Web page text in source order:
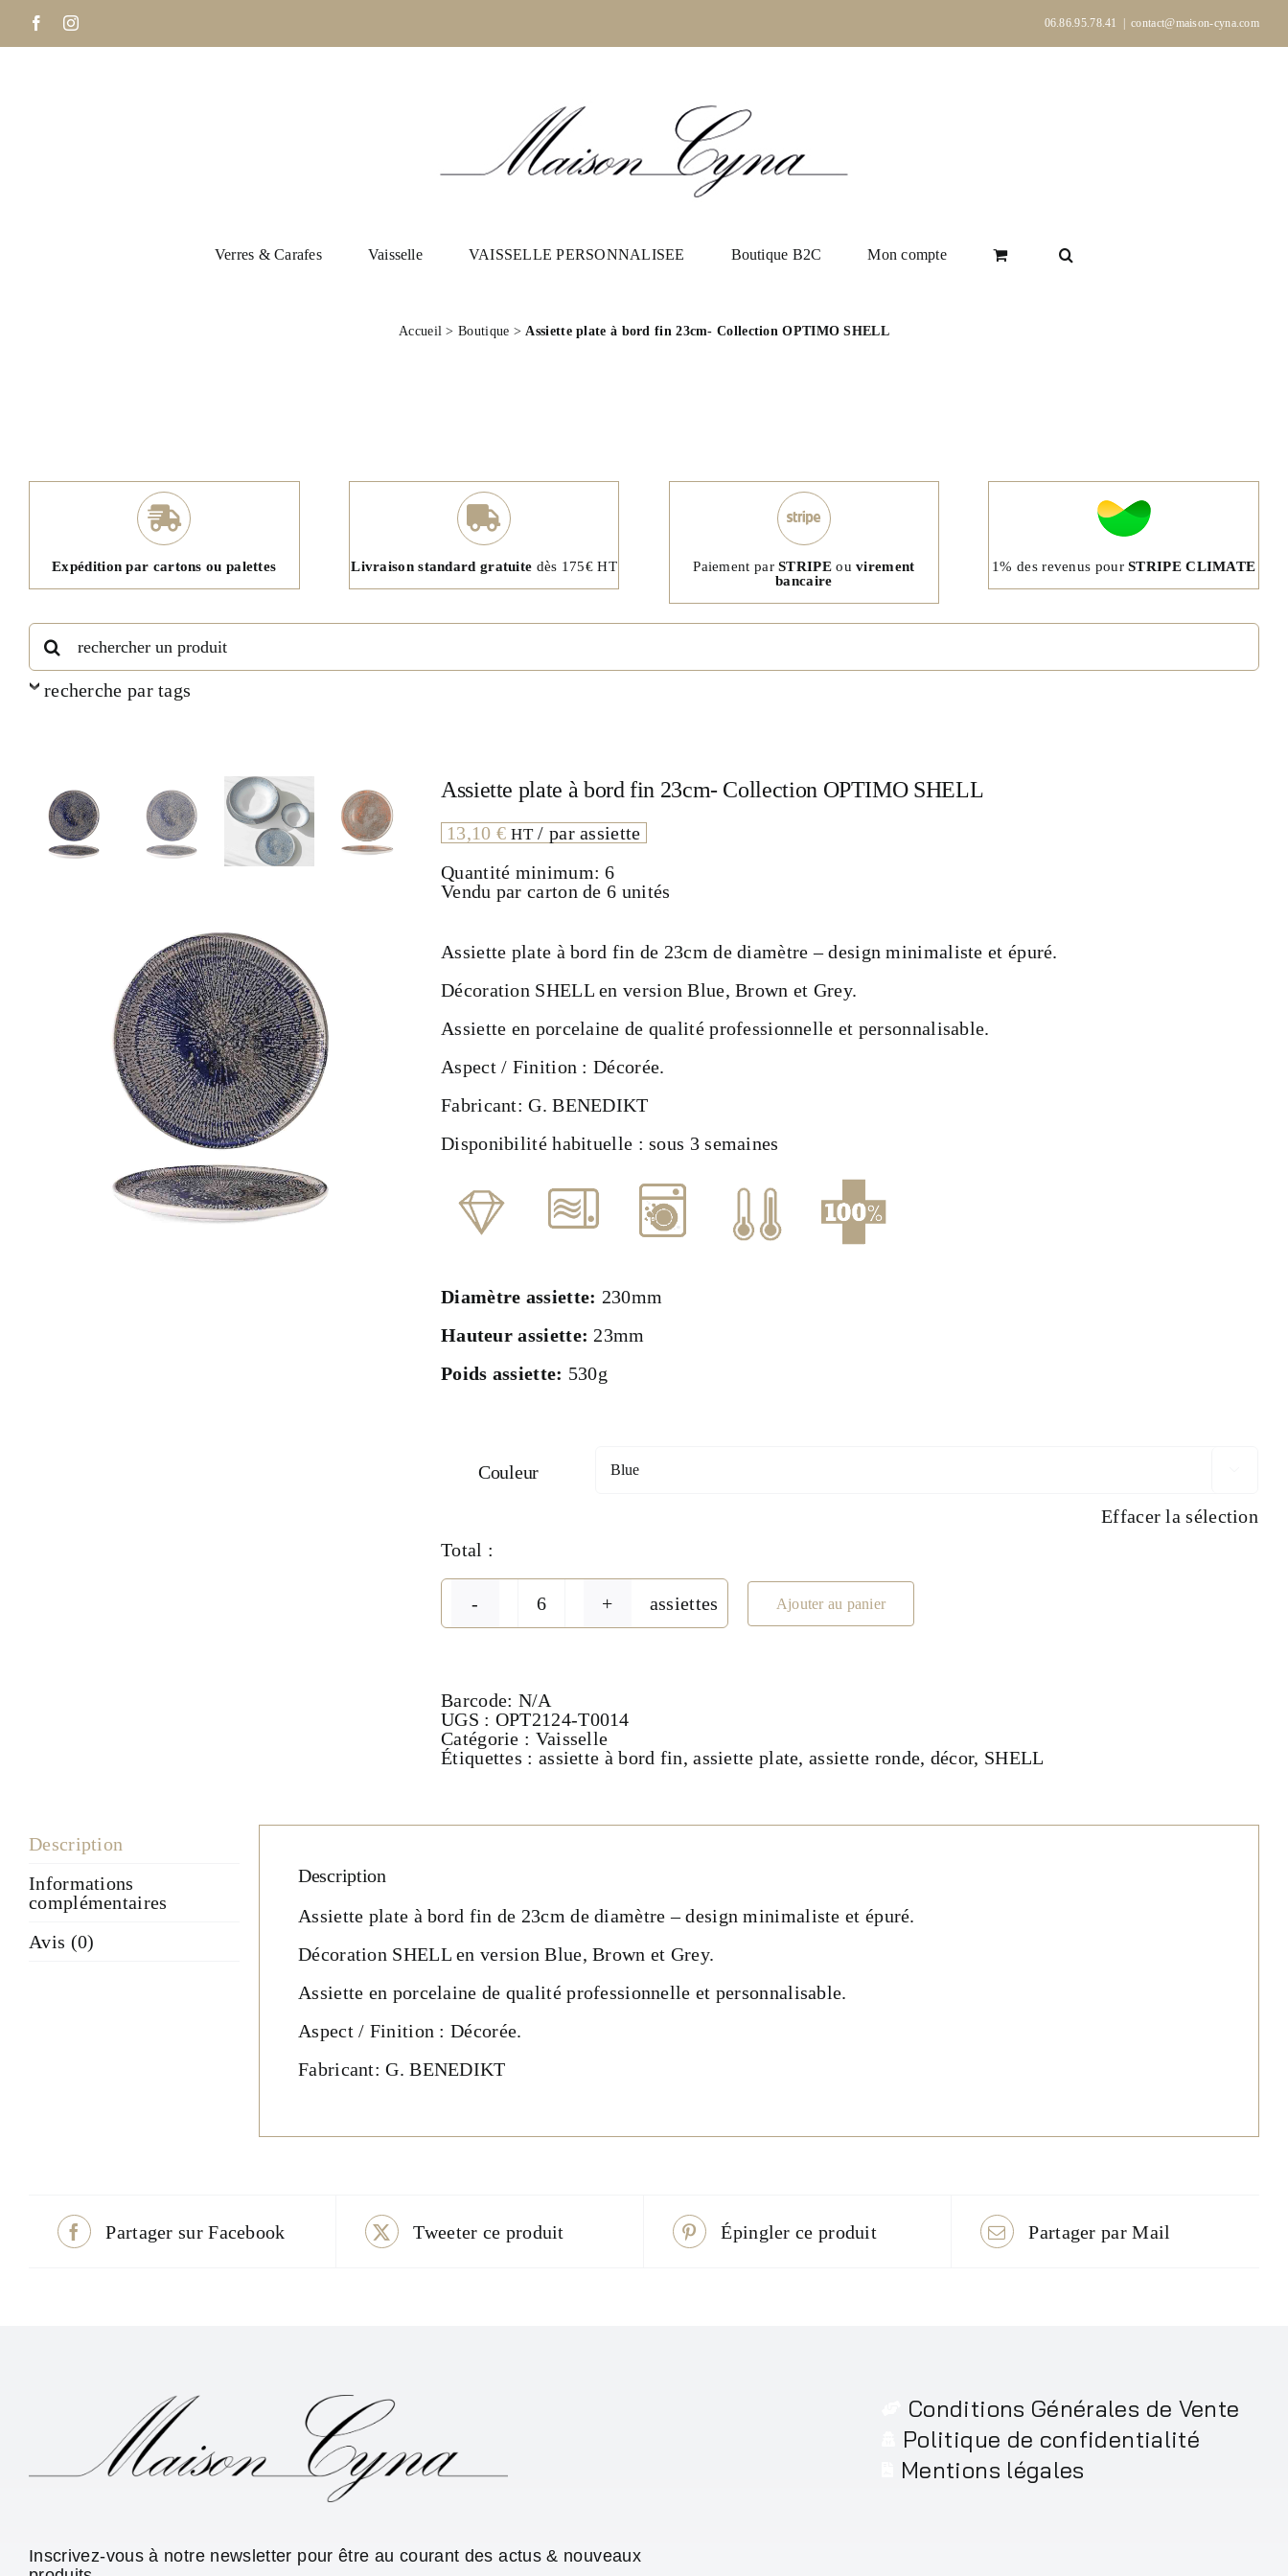
contenu
FacebookInstagram 06.86.95.78.41 contact@maison-cyna.com
Verres & Carafes Vaisselle VAISSELLE PERSONNALISEE Boutique B2C Mon compte
Accueil >Boutique >Assiette plate à bord fin 23cm- Collection OPTIMO SHELL
Expédition par cartons ou palettes Livraison standard gratuite dès 175€ HT Paiement parSTRIPEouvirement
bancaire
1% des revenus pourSTRIPE CLIMATE
Rechercher:
recherche par tags
Assiette plate à bord fin 23cm- Collection OPTIMO SHELL
13,10 € HT/ par assiette
Quantité minimum: 6
Vendu par carton de 6 unités
Assiette plate à bord fin de 23cm de diamètre – design minimaliste et épuré.
Décoration SHELL en version Blue, Brown et Grey.
Assiette en porcelaine de qualité professionnelle et personnalisable.
Aspect / Finition : Décorée.
Fabricant: G. BENEDIKT
Disponibilité habituelle : sous 3 semaines
Diamètre assiette: 230mm
Hauteur assiette: 23mm
Poids assiette: 530g
Couleur
Effacer la sélection
Total :
quantité
de
fin
23cm-
Collection
assiettes Ajouter au panier
Barcode: N/A
UGS : OPT2124-T0014
Catégorie : Vaisselle
Étiquettes : assiette à bord fin,assiette plate,assiette ronde, décor, SHELL
Description
Informations
complémentaires
Avis (0)
Description
Assiette plate à bord fin de 23cm de diamètre – design minimaliste et épuré.
Décoration SHELL en version Blue, Brown et Grey.
Assiette en porcelaine de qualité professionnelle et personnalisable.
Aspect / Finition : Décorée.
Fabricant: G. BENEDIKT
Partager sur Facebook Tweeter ce produit Épingler ce produit Partager par Mail
Inscrivez-vous à notre newsletter pour être au courant des actus & nouveaux
Conditions Générales de Vente
Politique de confidentialité
Mentions légales